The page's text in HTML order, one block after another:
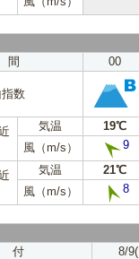
間
00
数
気温 19℃
風（m/s）
9
気温 21℃
風（m/s）
8
付
8/